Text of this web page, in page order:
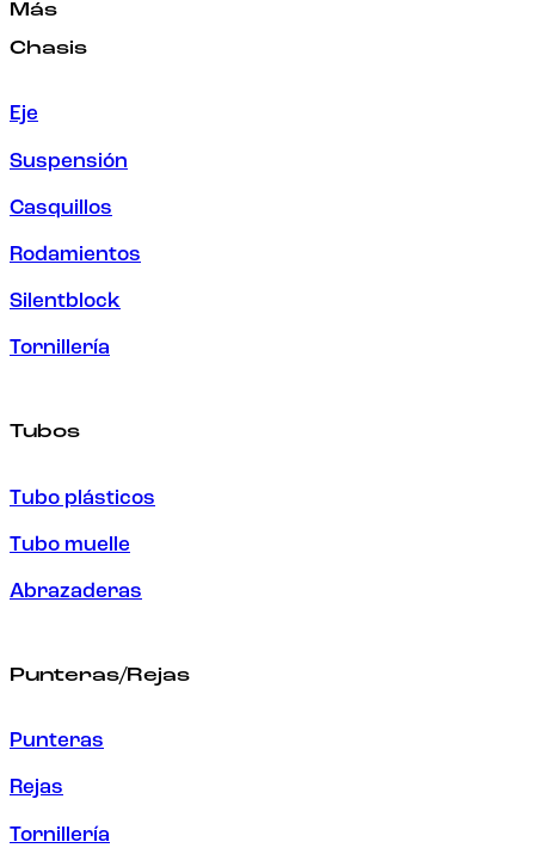
Más
Chasis
Eje
Suspensión
Casquillos
Rodamientos
Silentblock
Tornillería
Tubos
Tubo plásticos
Tubo muelle
Abrazaderas
Punteras/Rejas
Punteras
Rejas
Tornillería